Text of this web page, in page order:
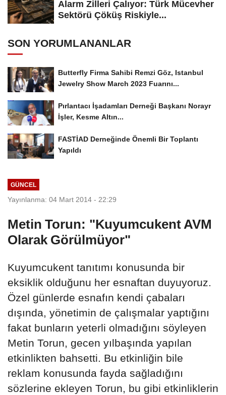
Alarm Zilleri Çalıyor: Türk Mücevher
Sektörü Çöküş Riskiyle...
SON YORUMLANANLAR
Butterfly Firma Sahibi Remzi Göz, Istanbul
Jewelry Show March 2023 Fuarını...
Pırlantacı İşadamları Derneği Başkanı Norayr
İşler, Kesme Altın...
FASTİAD Derneğinde Önemli Bir Toplantı
Yapıldı
GÜNCEL
Yayınlanma: 04 Mart 2014 - 22:29
Metin Torun: "Kuyumcukent AVM
Olarak Görülmüyor"
Kuyumcukent tanıtımı konusunda bir
eksiklik olduğunu her esnaftan duyuyoruz.
Özel günlerde esnafın kendi çabaları
dışında, yönetimin de çalışmalar yaptığını
fakat bunların yeterli olmadığını söyleyen
Metin Torun, gecen yılbaşında yapılan
etkinlikten bahsetti. Bu etkinliğin bile
reklam konusunda fayda sağladığını
sözlerine ekleyen Torun, bu gibi etkinliklerin